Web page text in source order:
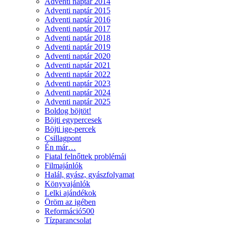
Adventi naptár 2015
Adventi naptár 2016
Adventi naptár 2017
Adventi naptár 2018
Adventi naptár 2019
Adventi naptár 2020
Adventi naptár 2021
Adventi naptár 2022
Adventi naptár 2023
Adventi naptár 2024
Adventi naptár 2025
Boldog böjtöt!
Böjti egypercesek
Böjti ige-percek
Csillagpont
Én már…
Fiatal felnőttek problémái
Filmajánlók
Halál, gyász, gyászfolyamat
Könyvajánlók
Lelki ajándékok
Öröm az igében
Reformáció500
Tízparancsolat